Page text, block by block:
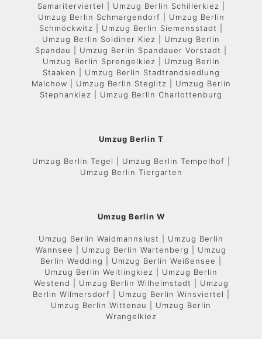
Samariterviertel | Umzug Berlin Schillerkiez |
Umzug Berlin Schmargendorf | Umzug Berlin
Schmöckwitz | Umzug Berlin Siemensstadt |
Umzug Berlin Soldiner Kiez | Umzug Berlin
Spandau | Umzug Berlin Spandauer Vorstadt |
Umzug Berlin Sprengelkiez | Umzug Berlin
Staaken | Umzug Berlin Stadtrandsiedlung
Malchow | Umzug Berlin Steglitz | Umzug Berlin
Stephankiez | Umzug Berlin Charlottenburg
Umzug Berlin T
Umzug Berlin Tegel | Umzug Berlin Tempelhof |
Umzug Berlin Tiergarten
Umzug Berlin W
Umzug Berlin Waidmannslust | Umzug Berlin
Wannsee | Umzug Berlin Wartenberg | Umzug
Berlin Wedding | Umzug Berlin Weißensee |
Umzug Berlin Weitlingkiez | Umzug Berlin
Westend | Umzug Berlin Wilhelmstadt | Umzug
Berlin Wilmersdorf | Umzug Berlin Winsviertel |
Umzug Berlin Wittenau | Umzug Berlin
Wrangelkiez